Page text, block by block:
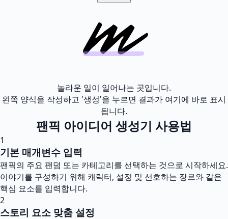
놀라운 일이 일어나는 곳입니다.
왼쪽 양식을 작성하고 '생성'을 누르면 결과가 여기에 바로 표시
됩니다.
팬픽 아이디어 생성기 사용법
1
기본 매개변수 입력
팬픽의 주요 팬덤 또는 카테고리를 선택하는 것으로 시작하세요.
이야기를 구성하기 위해 캐릭터, 설정 및 선호하는 장르와 같은
핵심 요소를 입력합니다.
2
스토리 요소 맞춤 설정